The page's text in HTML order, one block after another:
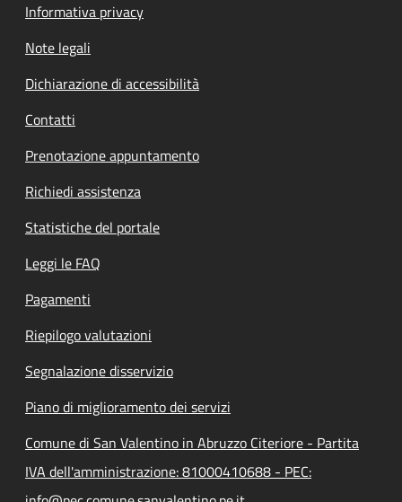
Informativa privacy
Note legali
Dichiarazione di accessibilità
Contatti
Prenotazione appuntamento
Richiedi assistenza
Statistiche del portale
Leggi le FAQ
Pagamenti
Riepilogo valutazioni
Segnalazione disservizio
Piano di miglioramento dei servizi
Comune di San Valentino in Abruzzo Citeriore - Partita
IVA dell'amministrazione: 81000410688 - PEC: